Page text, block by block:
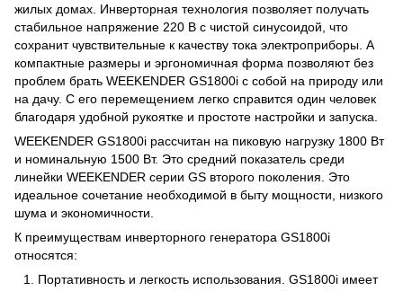
жилых домах. Инверторная технология позволяет получать
стабильное напряжение 220 В с чистой синусоидой, что
сохранит чувствительные к качеству тока электроприборы. А
компактные размеры и эргономичная форма позволяют без
проблем брать WEEKENDER GS1800i с собой на природу или
на дачу. С его перемещением легко справится один человек
благодаря удобной рукоятке и простоте настройки и запуска.
WEEKENDER GS1800i рассчитан на пиковую нагрузку 1800 Вт
и номинальную 1500 Вт. Это средний показатель среди
линейки WEEKENDER серии GS второго поколения. Это
идеальное сочетание необходимой в быту мощности, низкого
шума и экономичности.
К преимуществам инверторного генератора GS1800i
относятся:
Портативность и легкость использования. GS1800i имеет